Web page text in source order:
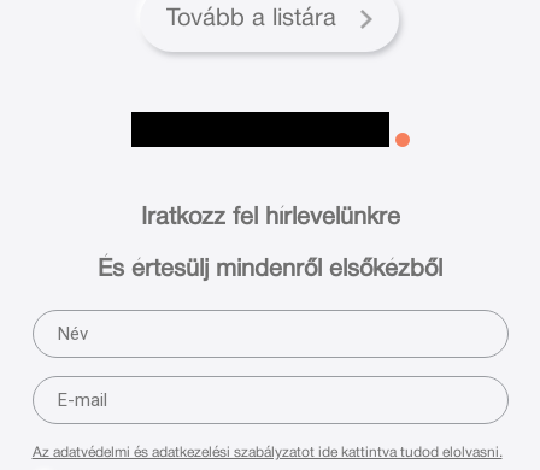
Tovább a listára
Iratkozz fel hírlevelünkre
És értesülj mindenről elsőkézből
Az adatvédelmi és adatkezelési szabályzatot ide kattintva tudod elolvasni.